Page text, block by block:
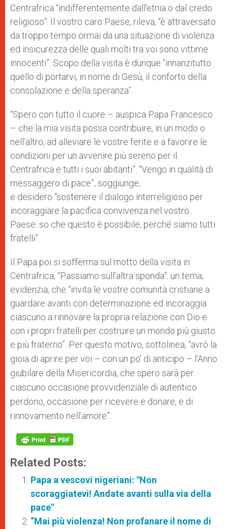
Centrafrica “indifferentemente dall’etnia o dal credo
religioso”. Il vostro caro Paese, rileva, “è attraversato
da troppo tempo ormai da una situazione di violenza
ed insicurezza delle quali molti tra voi sono vittime
innocenti”. Scopo della visita è dunque “innanzitutto
quello di portarvi, in nome di Gesù, il conforto della
consolazione e della speranza”.
“Spero con tutto il cuore – auspica Papa Francesco
– che la mia visita possa contribuire, in un modo o
nell’altro, ad alleviare le vostre ferite e a favorire le
condizioni per un avvenire più sereno per il
Centrafrica e tutti i suoi abitanti”. “Vengo in qualità di
messaggero di pace”, soggiunge,
e desidero “sostenere il dialogo interreligioso per
incoraggiare la pacifica convivenza nel vostro
Paese: so che questo è possibile, perché siamo tutti
fratelli”.
Il Papa poi si sofferma sul motto della visita in
Centrafrica, “Passiamo sull’altra sponda”: un tema,
evidenzia, che “invita le vostre comunità cristiane a
guardare avanti con determinazione ed incoraggia
ciascuno a rinnovare la propria relazione con Dio e
con i propri fratelli per costruire un mondo più giusto
e più fraterno”. Per questo motivo, sottolinea, “avrò la
gioia di aprire per voi – con un po’ di anticipo – l’Anno
giubilare della Misericordia, che spero sarà per
ciascuno occasione provvidenziale di autentico
perdono, occasione per ricevere e donare, e di
rinnovamento nell’amore”.
Related Posts:
Papa a vescovi nigeriani: "Non
scoraggiatevi! Andate avanti sulla via della
pace"
“Mai più violenza! Non profanare il nome di